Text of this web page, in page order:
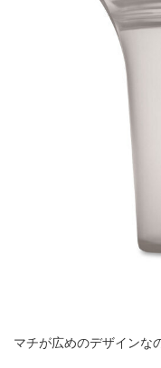
マチが広めのデザインな